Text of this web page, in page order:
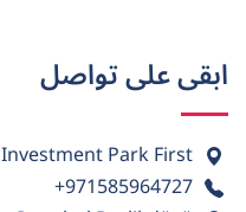
ابقى على تواصل
Park First
+971585964727